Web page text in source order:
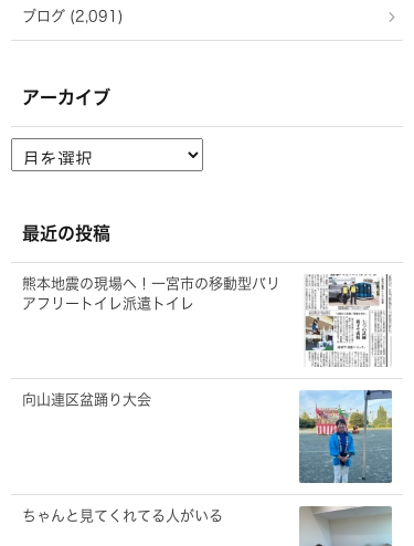
ブログ (2,091)
アーカイブ
ー
ブ
最近の投稿
熊本地震の現場へ！一宮市の移動型バリ
アフリートイレ派遣トイレ
向山連区盆踊り大会
ちゃんと見てくれてる人がいる